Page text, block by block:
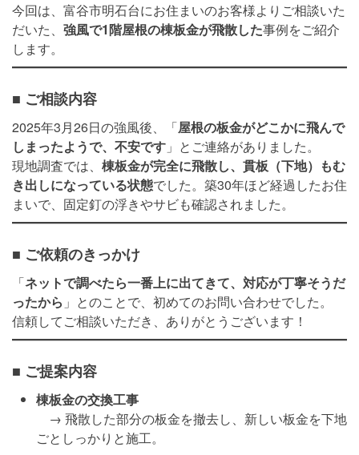
今回は、富谷市明石台にお住まいのお客様よりご相談いた
だいた、 強風で1階屋根の棟板金が飛散した事例をご紹介
します。
■ ご相談内容
2025年3月26日の強風後、「屋根の板金がどこかに飛んで
しまったようで、不安です 」とご連絡がありました。
現地調査では、 棟板金が完全に飛散し、貫板（下地）もむ
き出しになっている状態でした。築30年ほど経過したお住
まいで、固定釘の浮きやサビも確認されました。
■ ご依頼のきっかけ
「ネットで調べたら一番上に出てきて、対応が丁寧そうだ
ったから 」とのことで、初めてのお問い合わせでした。
信頼してご相談いただき、ありがとうございます！
■ ご提案内容
棟板金の交換工事
→ 飛散した部分の板金を撤去し、新しい板金を下地
ごとしっかりと施工。